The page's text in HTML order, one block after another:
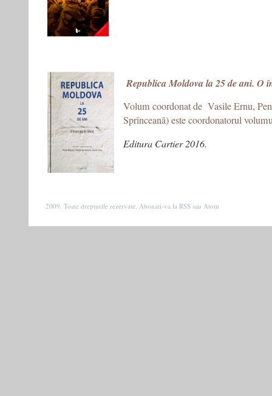
Republica Moldova la 25 de ani. O
Volum coordonat de Vasile Ernu,
Sprînceană) este coordonatorul
Editura Cartier 2016.
2009. Toate drepturile rezervate. Abonati-va la RSS sau Atom